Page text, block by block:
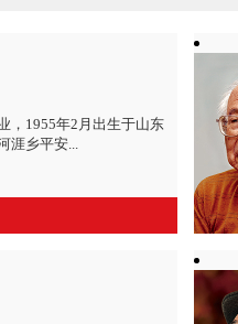
，1955年2月出生于山东
涯乡平安...